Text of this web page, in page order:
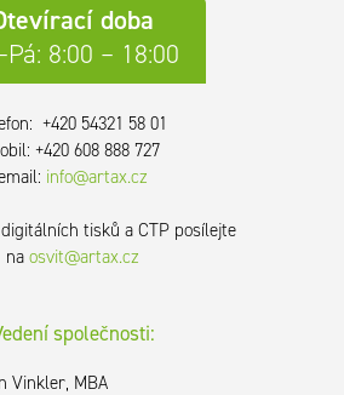
doba
8:00 – 18:00
+420 54321 58 01
+420 608 888 727
info@artax.cz
tisků a CTP posílejte
na osvit@artax.cz
společnosti:
Vinkler, MBA